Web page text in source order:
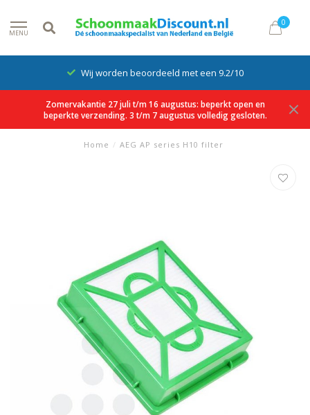
MENU
0
Wij worden beoordeeld met een 9.2/10
Zomervakantie 27 juli t/m 16 augustus: beperkt open en
beperkte verzending. 3 t/m 7 augustus volledig gesloten.
Home / AEG AP series H10 filter